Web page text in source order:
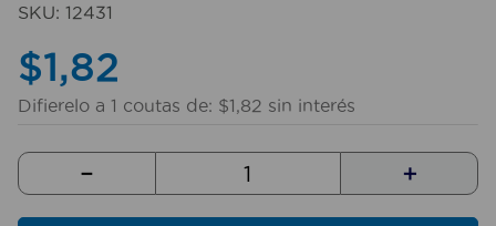
SKU: 12431
$1,82
Difierelo a 1 coutas de: $1,82 sin interés
＋
－
10. sillas